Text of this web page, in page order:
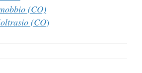
(CO)
(CO)